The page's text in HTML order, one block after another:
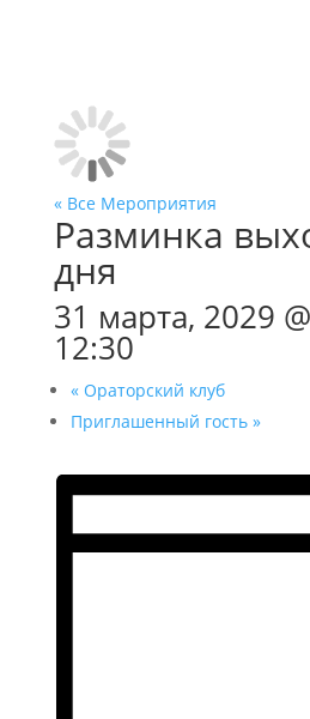
« Все Мероприятия
Разминка
дня
31 марта, 2029
12:30
«Ораторский клуб
Приглашенный гость »